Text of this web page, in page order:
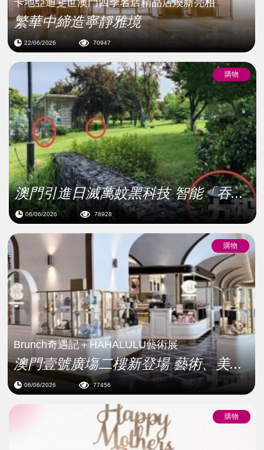
卡地亞迪斐世澳⾨四季名店精品店煥新亮相
繁華中締造寧靜雅境
22/06/2026 70947
購物
澳門引進日滅萬蚊黑科技 智能「吞...
06/06/2026 78928
購物
Brunch奇遇記＋HAHALULU藝術展
澳門壹號廣塲二樓新登場 藝術、美...
06/06/2026 77456
購物